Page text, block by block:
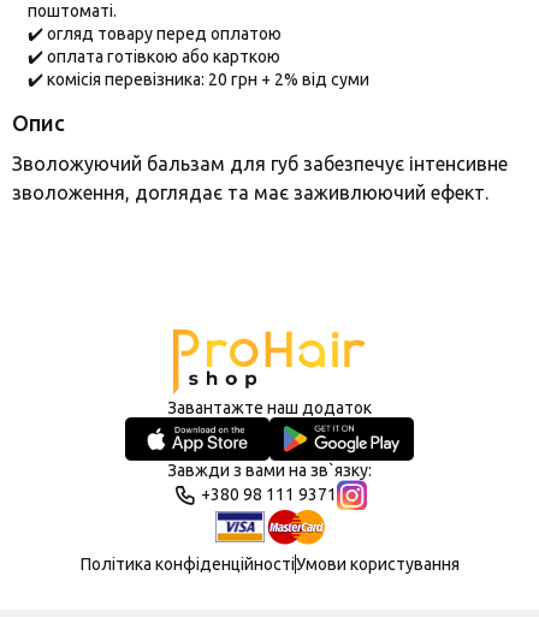
поштоматі.
✔️ огляд товару перед оплатою
✔️ оплата готівкою або карткою
✔️ комісія перевізника: 20 грн + 2% від суми
Опис
Зволожуючий бальзам для губ забезпечує інтенсивне
зволоження, доглядає та має заживлюючий ефект.
Завантажте наш додаток
Завжди з вами на зв`язку:
+380 98 111 9371
Політика конфіденційностіУмови користування